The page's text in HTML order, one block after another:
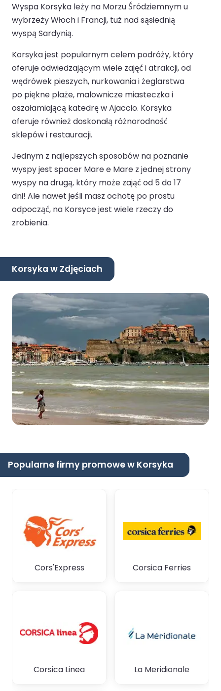
Wyspa Korsyka leży na Morzu Śródziemnym u
wybrzeży Włoch i Francji, tuż nad sąsiednią
wyspą Sardynią.
Korsyka jest popularnym celem podróży, który
oferuje odwiedzającym wiele zajęć i atrakcji, od
wędrówek pieszych, nurkowania i żeglarstwa
po piękne plaże, malownicze miasteczka i
oszałamiającą katedrę w Ajaccio. Korsyka
oferuje również doskonałą różnorodność
sklepów i restauracji.
Jednym z najlepszych sposobów na poznanie
wyspy jest spacer Mare e Mare z jednej strony
wyspy na drugą, który może zająć od 5 do 17
dni! Ale nawet jeśli masz ochotę po prostu
odpocząć, na Korsyce jest wiele rzeczy do
zrobienia.
Korsyka w Zdjęciach
Popularne firmy promowe w Korsyka
Cors'Express Corsica Ferries
Corsica Linea La Meridionale